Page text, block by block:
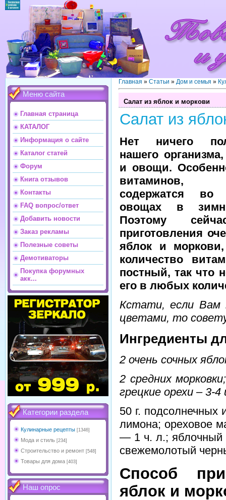
Меню сайта
Главная страница
КАТАЛОГ
Информация о сайте
Каталог статей
Форум
Книга отзывов
Контакты
FAQ вопрос/ответ
Добавить новости
Заказ рекламы
Полезные советы
Демотиваторы
Покупка форумных
акк...
Категории раздела
Кулинарные рецепты [1346]
Мода и стиль [234]
Строительство и ремонт [548]
Товары для дома [403]
Наш опрос
Главная » Статьи » Дом и семья »
Салат из яблок и моркови
Салат из
Нет ничего
нашего
и овощи.
витаминов,
содержатся
овощах в
Поэтому
приготовления
яблок и
количество
постный, так что
его в любых
Кстати, если Вам
цветами, то
Ингредиенты
2 очень сочных
2 средних
грецкие орехи – 3-
50 г. подсолнечных
лимона; ореховое
— 1 ч. л.; яблочный
свежемолотый
Способ
яблок и